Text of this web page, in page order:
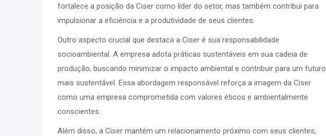
fortalece a posição da Ciser como líder do setor, mas também contribui para
impulsionar a eficiência e a produtividade de seus clientes.
Outro aspecto crucial que destaca a Ciser é sua responsabilidade
socioambiental. A empresa adota práticas sustentáveis em sua cadeia de
produção, buscando minimizar o impacto ambiental e contribuir para um futuro
mais sustentável. Essa abordagem responsável reforça a imagem da Ciser
como uma empresa comprometida com valores éticos e ambientalmente
conscientes.
Além disso, a Ciser mantém um relacionamento próximo com seus clientes,